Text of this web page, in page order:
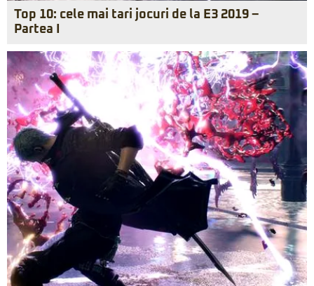
Top 10: cele mai tari jocuri de la E3 2019 –
Partea I